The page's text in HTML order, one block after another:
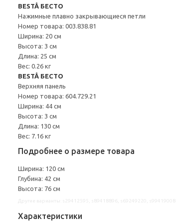
BESTÅ БЕСТО
Нажимные плавно закрывающиеся петли
Номер товара: 003.838.81
Ширина: 20 см
Высота: 3 см
Длина: 25 см
Вес: 0.26 кг
BESTÅ БЕСТО
Верхняя панель
Номер товара: 604.729.21
Ширина: 44 см
Высота: 3 см
Длина: 130 см
Вес: 7.16 кг
Подробнее о размере товара
Ширина: 120 см
Глубина: 42 см
Высота: 76 см
Характеристики